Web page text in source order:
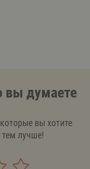
вы думаете
вы хотите
лучше!